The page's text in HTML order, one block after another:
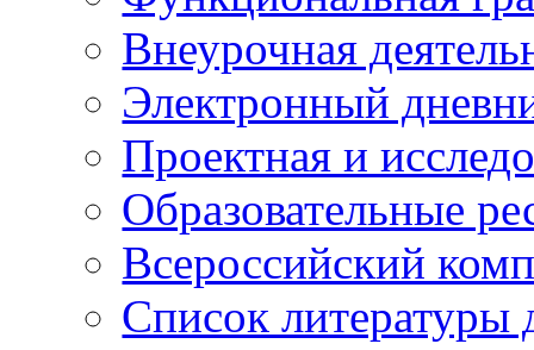
Внеурочная
Электронный
Проектная и
Образовательные
Всероссийский
Список литературы